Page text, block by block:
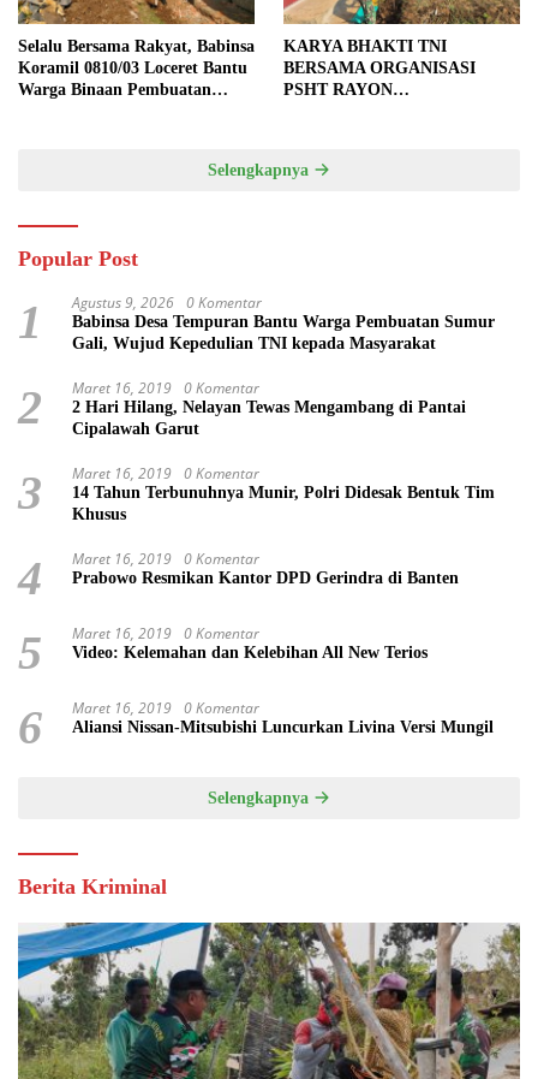
Selalu Bersama Rakyat, Babinsa
Koramil 0810/03 Loceret Bantu
Warga Binaan Pembuatan
KARYA BHAKTI TNI
BERSAMA ORGANISASI
PSHT RAYON
KEMANUNGGALAN TNI-
Selengkapnya
Popular Post
1 Agustus 9, 2026 0 Komentar
Babinsa Desa Tempuran Bantu Warga Pembuatan Sumur
Gali, Wujud Kepedulian TNI kepada Masyarakat
2 Maret 16, 2019 0 Komentar
2 Hari Hilang, Nelayan Tewas Mengambang di Pantai
Cipalawah Garut
3 Maret 16, 2019 0 Komentar
14 Tahun Terbunuhnya Munir, Polri Didesak Bentuk Tim
Khusus
4 Maret 16, 2019 0 Komentar
Prabowo Resmikan Kantor DPD Gerindra di Banten
5 Maret 16, 2019 0 Komentar
Video: Kelemahan dan Kelebihan All New Terios
6 Maret 16, 2019 0 Komentar
Aliansi Nissan-Mitsubishi Luncurkan Livina Versi Mungil
Selengkapnya
Berita Kriminal